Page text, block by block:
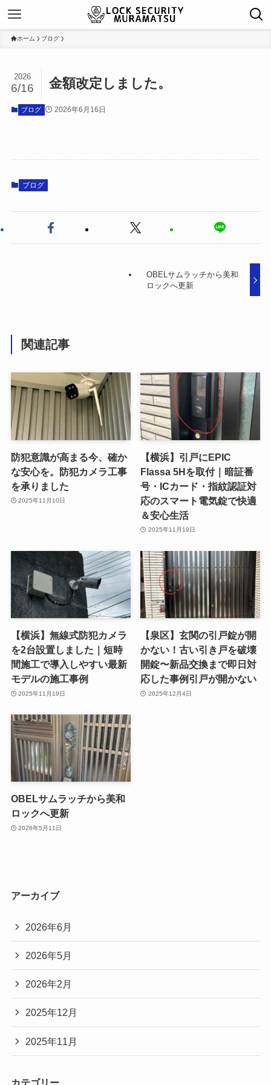
ホーム ブログ
金額改定しました。
2026
6/16
ブログ 2026年6月16日
ブログ
OBELサムラッチから美和
ロックへ更新
関連記事
防犯意識が高まる今、確か
な安心を。防犯カメラ工事
を承りました
2025年11月10日
【横浜】引戸にEPIC
Flassa 5Hを取付｜暗証番
号・ICカード・指紋認証対
応のスマート電気錠で快適
＆安心生活
2025年11月19日
【横浜】無線式防犯カメラ
を2台設置しました｜短時
間施工で導入しやすい最新
モデルの施工事例
2025年11月19日
【泉区】玄関の引戸錠が開
かない！古い引き戸を破壊
開錠〜新品交換まで即日対
応した事例引戸が開かない
2025年12月4日
OBELサムラッチから美和
ロックへ更新
2026年5月11日
アーカイブ
2026年6月
2026年5月
2026年2月
2025年12月
2025年11月
カテゴリー